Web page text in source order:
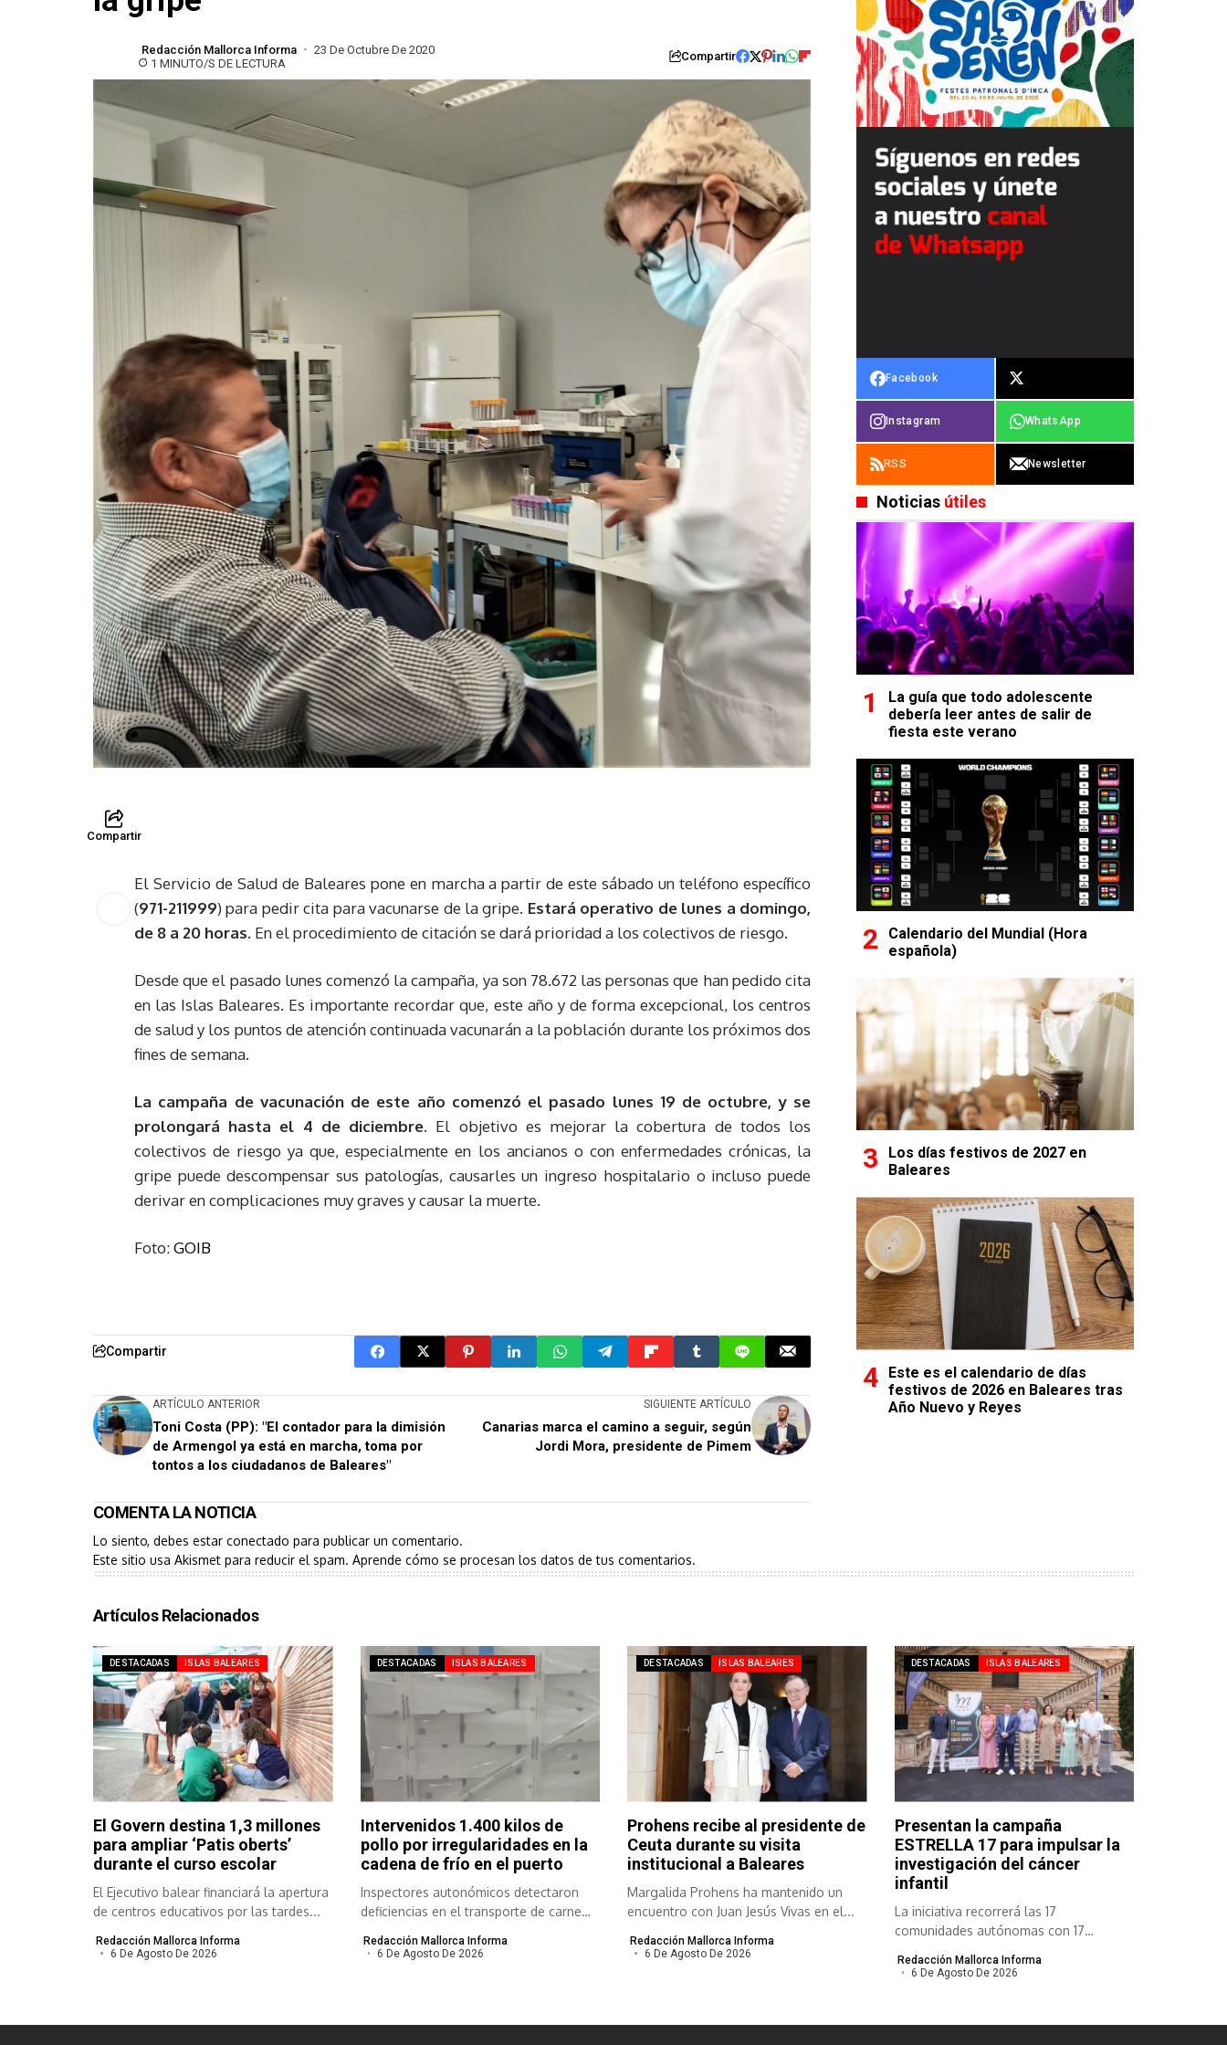
Redacción Mallorca Informa
23 De Octubre De 2020
1 MINUTO/S DE LECTURA
Compartir
Compartir
El Servicio de Salud de Baleares pone en marcha a partir de este sábado un teléfono específico
(971-211999) para pedir cita para vacunarse de la gripe. Estará operativo de lunes a domingo,
de 8 a 20 horas. En el procedimiento de citación se dará prioridad a los colectivos de riesgo.
Desde que el pasado lunes comenzó la campaña, ya son 78.672 las personas que han pedido cita
en las Islas Baleares. Es importante recordar que, este año y de forma excepcional, los centros
de salud y los puntos de atención continuada vacunarán a la población durante los próximos dos
fines de semana.
La campaña de vacunación de este año comenzó el pasado lunes 19 de octubre, y se
prolongará hasta el 4 de diciembre. El objetivo es mejorar la cobertura de todos los
colectivos de riesgo ya que, especialmente en los ancianos o con enfermedades crónicas, la
gripe puede descompensar sus patologías, causarles un ingreso hospitalario o incluso puede
derivar en complicaciones muy graves y causar la muerte.
Foto:GOIB
Compartir
ARTÍCULO ANTERIOR
Toni Costa (PP): "El contador para la dimisión
de Armengol ya está en marcha, toma por
tontos a los ciudadanos de Baleares"
SIGUIENTE ARTÍCULO
Canarias marca el camino a seguir, según
Jordi Mora, presidente de Pimem
COMENTA LA NOTICIA
Lo siento, debes estar conectado para publicar un comentario.
Este sitio usa Akismet para reducir el spam. Aprende cómo se procesan los datos de tus comentarios.
Facebook
Instagram WhatsApp
RSS Newsletter
Noticias útiles
La guía que todo adolescente
debería leer antes de salir de
fiesta este verano
Calendario del Mundial (Hora
española)
Los días festivos de 2027 en
Baleares
Este es el calendario de días
festivos de 2026 en Baleares tras
Año Nuevo y Reyes
Artículos Relacionados
DESTACADAS ISLAS BALEARES
El Govern destina 1,3 millones
para ampliar ‘Patis oberts’
durante el curso escolar
El Ejecutivo balear financiará la apertura
de centros educativos por las tardes...
Redacción Mallorca Informa
6 De Agosto De 2026
DESTACADAS ISLAS BALEARES
Intervenidos 1.400 kilos de
pollo por irregularidades en la
cadena de frío en el puerto
Inspectores autonómicos detectaron
deficiencias en el transporte de carne
Redacción Mallorca Informa
6 De Agosto De 2026
DESTACADAS ISLAS BALEARES
Prohens recibe al presidente de
Ceuta durante su visita
institucional a Baleares
Margalida Prohens ha mantenido un
encuentro con Juan Jesús Vivas en el...
Redacción Mallorca Informa
6 De Agosto De 2026
DESTACADAS ISLAS BALEARES
Presentan la campaña
ESTRELLA 17 para impulsar la
investigación del cáncer
infantil
La iniciativa recorrerá las 17
comunidades autónomas con 17
Redacción Mallorca Informa
6 De Agosto De 2026